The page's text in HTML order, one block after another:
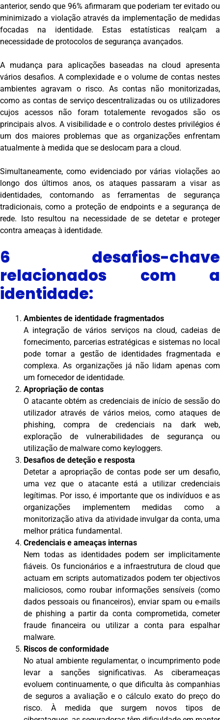
anterior, sendo que 96% afirmaram que poderiam ter evitado ou
minimizado a violação através da implementação de medidas
focadas na identidade. Estas estatísticas realçam a
necessidade de protocolos de segurança avançados.
A mudança para aplicações baseadas na cloud apresenta
vários desafios. A complexidade e o volume de contas nestes
ambientes agravam o risco. As contas não monitorizadas,
como as contas de serviço descentralizadas ou os utilizadores
cujos acessos não foram totalemente revogados são os
principais alvos. A visibilidade e o controlo destes privilégios é
um dos maiores problemas que as organizações enfrentam
atualmente à medida que se deslocam para a cloud.
Simultaneamente, como evidenciado por várias violações ao
longo dos últimos anos, os ataques passaram a visar as
identidades, contornando as ferramentas de segurança
tradicionais, como a proteção de endpoints e a segurança de
rede. Isto resultou na necessidade de se detetar e proteger
contra ameaças à identidade.
6 desafios-chave
relacionados com a
identidade:
Ambientes de identidade fragmentados
A integração de vários serviços na cloud, cadeias de
fornecimento, parcerias estratégicas e sistemas no local
pode tornar a gestão de identidades fragmentada e
complexa. As organizações já não lidam apenas com
um fornecedor de identidade.
Apropriação de contas
O atacante obtém as credenciais de início de sessão do
utilizador através de vários meios, como ataques de
phishing, compra de credenciais na dark web,
exploração de vulnerabilidades de segurança ou
utilização de malware como keyloggers.
Desafios de deteção e resposta
Detetar a apropriação de contas pode ser um desafio,
uma vez que o atacante está a utilizar credenciais
legítimas. Por isso, é importante que os indivíduos e as
organizações implementem medidas como a
monitorização ativa da atividade invulgar da conta, uma
melhor prática fundamental.
Credenciais e ameaças internas
Nem todas as identidades podem ser implicitamente
fiáveis. Os funcionários e a infraestrutura de cloud que
actuam em scripts automatizados podem ter objectivos
maliciosos, como roubar informações sensíveis (como
dados pessoais ou financeiros), enviar spam ou e-mails
de phishing a partir da conta comprometida, cometer
fraude financeira ou utilizar a conta para espalhar
malware.
Riscos de conformidade
No atual ambiente regulamentar, o incumprimento pode
levar a sanções significativas. As ciberameaças
evoluem continuamente, o que dificulta às companhias
de seguros a avaliação e o cálculo exato do preço do
risco. À medida que surgem novos tipos de